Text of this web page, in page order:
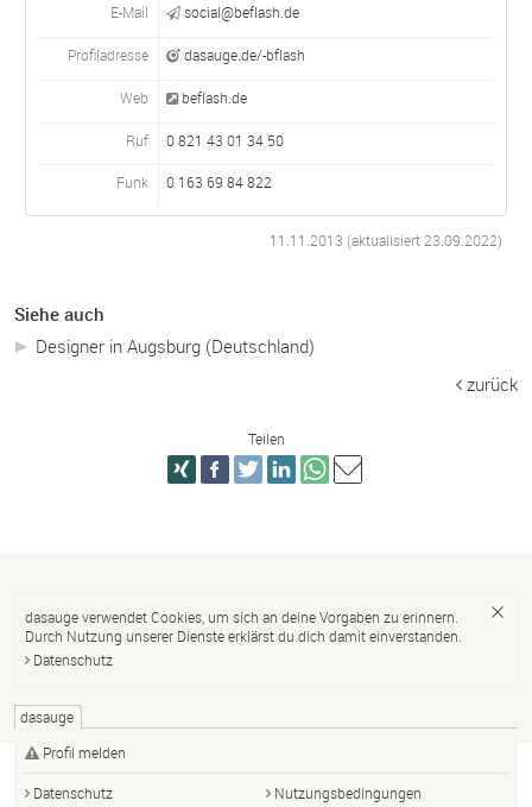
E-Mail social@beflash.de
Profiladresse dasauge.de/-bflash
Web beflash.de
Ruf 0 821 43 01 34 50
Funk 0 163 69 84 822
11.11.2013 (aktualisiert 23.09.2022)
Siehe auch
Designer in Augsburg (Deutschland)
zurück
Teilen
dasauge verwendet Cookies, um sich an deine Vorgaben zu erinnern.
Durch Nutzung unserer Dienste erklärst du dich damit einverstanden.
Datenschutz
dasauge
Profil melden
Datenschutz
Nutzungsbedingungen